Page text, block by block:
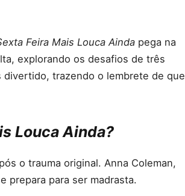
Feira Mais Louca Ainda pega na
explorando os desafios de três
divertido, trazendo o lembrete de que
Louca Ainda?
o trauma original. Anna Coleman,
prepara para ser madrasta.